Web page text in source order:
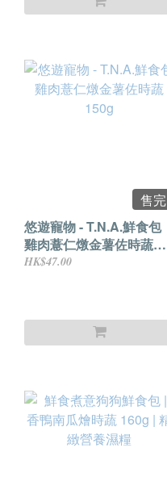
售完
悠遊寵物 - T.N.A.鮮食包
雞肉薏仁燉金薯佐時蔬
150g
HK$47.00